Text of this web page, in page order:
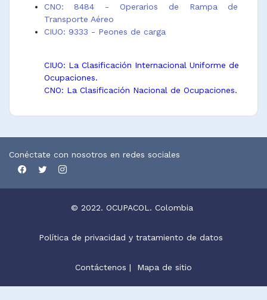
CNO: 8484 - Operarios de Rampa de
Transporte Aéreo
CIUO: 9333 - Peones de carga
CIUO: La Clasificación Internacional Uniforme de
Ocupaciones.
CNO: La Clasificación Nacional de Ocupaciones.
Conéctate con nosotros en redes sociales
© 2022. OCUPACOL. Colombia
Política de privacidad y tratamiento de datos
Contáctenos | Mapa de sitio